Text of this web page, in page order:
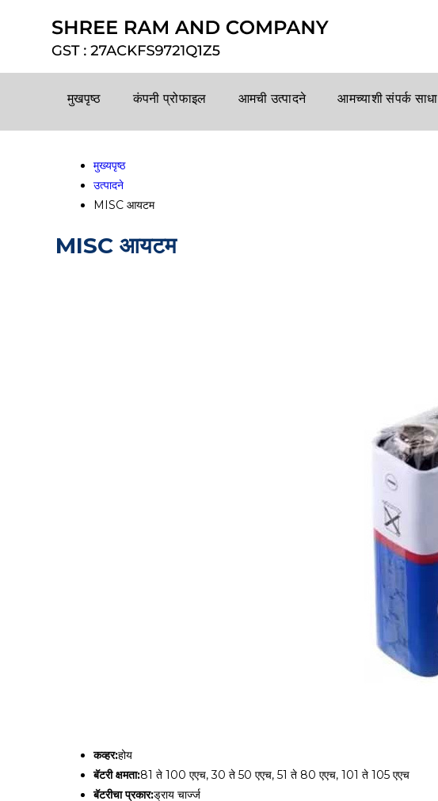
मुखपृष्ठ कंपनी प्रोफाइल आमची उत्पादने आमच्याशी संपर्क साधा
मुख्यपृष्ठ
उत्पादने
MISC आयटम
MISC आयटम
कव्हर:होय
बॅटरी क्षमता:81 ते 100 एएच, 30 ते 50 एएच, 51 ते 80 एएच, 101 ते 105 एएच
बॅटरीचा प्रकार:ड्राय चार्ज्ज